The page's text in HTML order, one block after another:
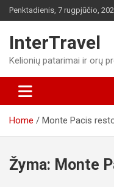
Skip
to
Penktadienis, 7 rugpjūčio,
InterTravel
Kelionių patarimai ir orų
Home Monte Pacis
Žyma: Monte